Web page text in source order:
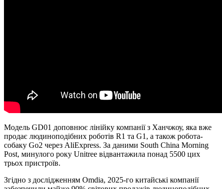
Модель GD01 доповнює лінійку компанії з Ханчжоу, яка вже
продає людиноподібних роботів R1 та G1, а також робота-
собаку Go2 через AliExpress. За даними South China Morning
Post, минулого року Unitree відвантажила понад 5500 цих
трьох пристроїв.
Згідно з дослідженням Omdia, 2025-го китайські компанії